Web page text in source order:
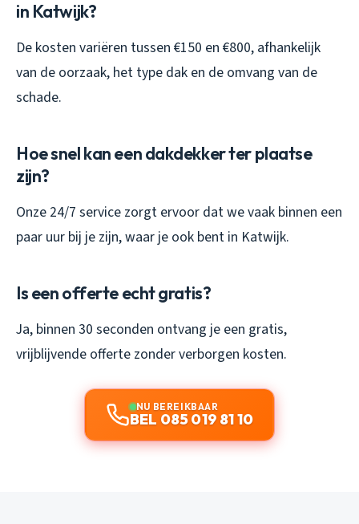
in Katwijk?
De kosten variëren tussen €150 en €800, afhankelijk
van de oorzaak, het type dak en de omvang van de
schade.
Hoe snel kan een dakdekker ter plaatse
zijn?
Onze 24/7 service zorgt ervoor dat we vaak binnen een
paar uur bij je zijn, waar je ook bent in Katwijk.
Is een offerte echt gratis?
Ja, binnen 30 seconden ontvang je een gratis,
vrijblijvende offerte zonder verborgen kosten.
NU BEREIKBAAR
BEL 085 019 81 10